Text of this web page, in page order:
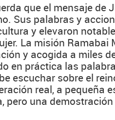
que el mensaje de
Sus palabras y
y elevaron
La misión Ramabai
y acogida a miles
en práctica las
escuchar sobre el
real, a pequeña
pero una